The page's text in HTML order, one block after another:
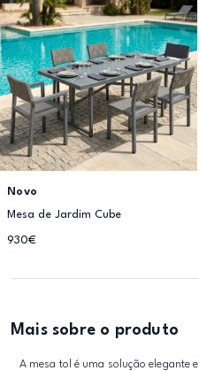
Novo
Mesa de Jardim Cube
930€
Mais sobre o produto
A mesa tol é uma solução elegante